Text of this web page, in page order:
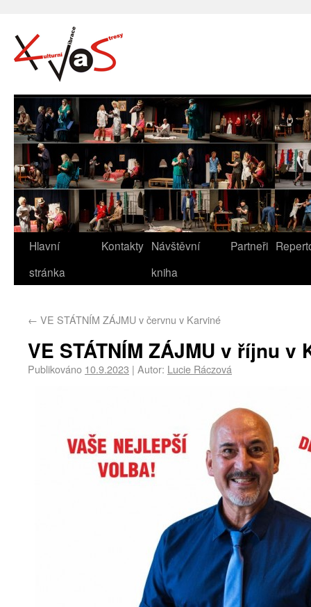
Hlavní
stránka
Kontakty Návštěvní
kniha
Partneři
← VE STÁTNÍM ZÁJMU v červnu v Karviné
VE STÁTNÍM ZÁJMU v říjnu v
Publikováno 10.9.2023 | Autor: Lucie Ráczová